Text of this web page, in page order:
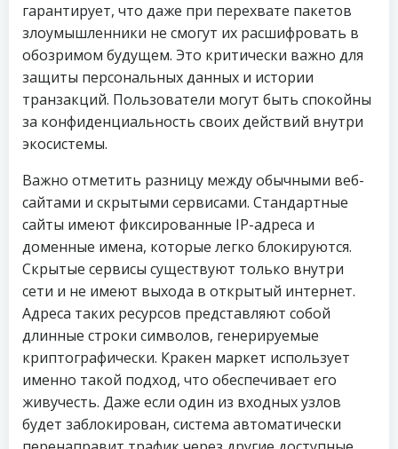
гарантирует, что даже при перехвате пакетов
злоумышленники не смогут их расшифровать в
обозримом будущем. Это критически важно для
защиты персональных данных и истории
транзакций. Пользователи могут быть спокойны
за конфиденциальность своих действий внутри
экосистемы.
Важно отметить разницу между обычными веб-
сайтами и скрытыми сервисами. Стандартные
сайты имеют фиксированные IP-адреса и
доменные имена, которые легко блокируются.
Скрытые сервисы существуют только внутри
сети и не имеют выхода в открытый интернет.
Адреса таких ресурсов представляют собой
длинные строки символов, генерируемые
криптографически. Кракен маркет использует
именно такой подход, что обеспечивает его
живучесть. Даже если один из входных узлов
будет заблокирован, система автоматически